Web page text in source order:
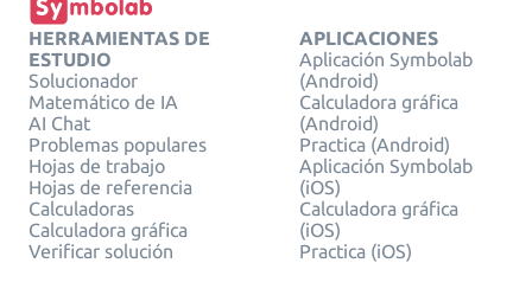
HERRAMIENTAS DE
ESTUDIO
Solucionador
Matemático de IA
AI Chat
Problemas populares
Hojas de trabajo
Hojas de referencia
Calculadoras
Calculadora gráfica
Verificar solución
APLICACIONES
Aplicación Symbolab
(Android)
Calculadora gráfica
(Android)
Practica (Android)
Aplicación Symbolab
(iOS)
Calculadora gráfica
(iOS)
Practica (iOS)